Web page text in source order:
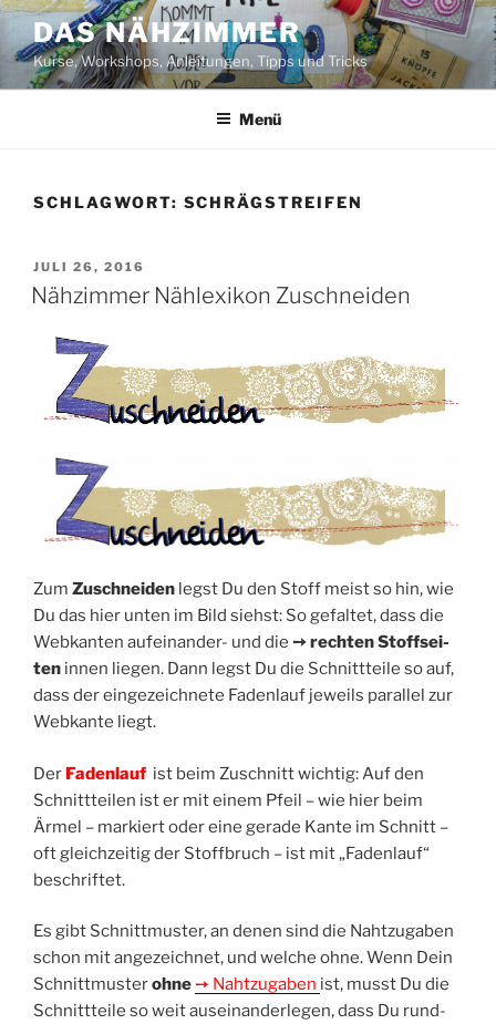
Zum
Inhalt
springen
DAS NÄHZIMMER
Kurse, Workshops, Anleitungen, Tipps und Tricks
Menü
SCHLAGWORT: SCHRÄGSTREIFEN
VERÖFFENTLICHT
AM
JULI 26, 2016
Nähzimmer Nählexikon Zuschneiden
Zum Zuschnei­den legst Du den Stoff meist so hin, wie
Du das hier unten im Bild siehst: So gefal­tet, dass die
Web­kan­ten auf­ein­an­der- und die ➙ rech­ten Stoff­sei­
ten innen lie­gen. Dann legst Du die Schnitt­tei­le so auf,
dass der ein­ge­zeich­ne­te Faden­lauf jeweils par­al­lel zur
Web­kan­te liegt.
Der Faden­lauf ist beim Zuschnitt wich­tig: Auf den
Schnitt­tei­len ist er mit einem Pfeil – wie hier beim
Ärmel – mar­kiert oder eine gera­de Kan­te im Schnitt –
oft gleich­zei­tig der Stoff­bruch – ist mit „Faden­lauf“
beschriftet.
Es gibt Schnitt­mus­ter, an denen sind die Naht­zu­ga­ben
schon mit ange­zeich­net, und wel­che ohne. Wenn Dein
Schnitt­mus­terohne➙ Naht­zu­ga­ben ist, musst Du die
Schnitt­tei­le so weit aus­ein­an­der­le­gen, dass Du rund­